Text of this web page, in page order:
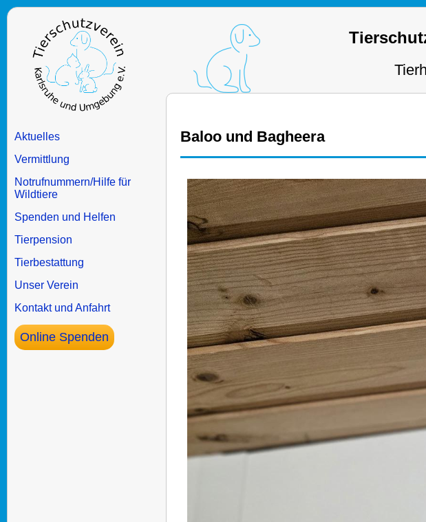
Aktuelles
Vermittlung
Notrufnummern/Hilfe für
Wildtiere
Spenden und Helfen
Tierpension
Tierbestattung
Unser Verein
Kontakt und Anfahrt
Online Spenden
Baloo und Bagheera